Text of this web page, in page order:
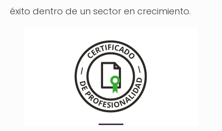
éxito dentro de un sector en crecimiento.